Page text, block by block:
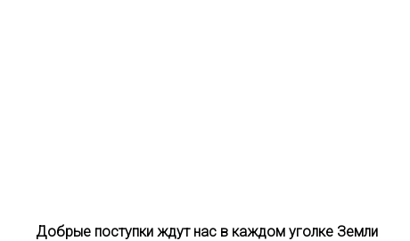
Добрые поступки ждут нас в каждом уголке Земли